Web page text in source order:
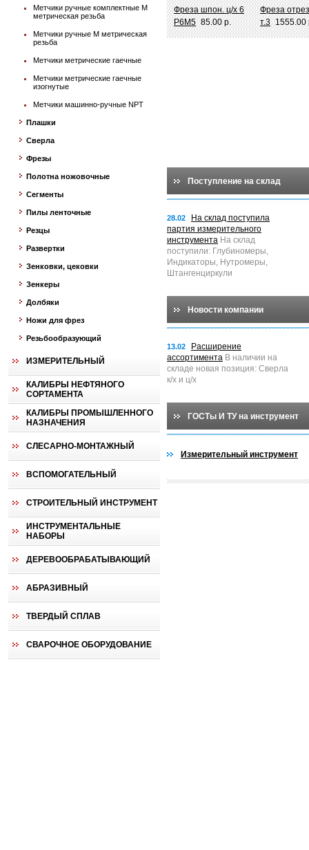
Метчики ручные комплектные М
метрическая резьба
Метчики ручные М метрическая
резьба
Метчики метрические гаечные
Метчики метрические гаечные
изогнутые
Метчики машинно-ручные NPT
Плашки
Сверла
Фрезы
Полотна ножовочные
Сегменты
Пилы ленточные
Резцы
Развертки
Зенковки, цековки
Зенкеры
Долбяки
Ножи для фрез
Резьбообразующий
ИЗМЕРИТЕЛЬНЫЙ
КАЛИБРЫ НЕФТЯНОГО
СОРТАМЕНТА
КАЛИБРЫ ПРОМЫШЛЕННОГО
НАЗНАЧЕНИЯ
СЛЕСАРНО-МОНТАЖНЫЙ
ВСПОМОГАТЕЛЬНЫЙ
СТРОИТЕЛЬНЫЙ ИНСТРУМЕНТ
ИНСТРУМЕНТАЛЬНЫЕ
НАБОРЫ
ДЕРЕВООБРАБАТЫВАЮЩИЙ
АБРАЗИВНЫЙ
ТВЕРДЫЙ СПЛАВ
СВАРОЧНОЕ ОБОРУДОВАНИЕ
Фреза шпон. ц/х 6
Р6М5 85.00 р.
Фреза
т.3 1555.00
Поступление на склад
28.02
На склад поступила
партия измерительного
инструмента На склад
поступили: Глубиномеры,
Индикаторы, Нутромеры,
Штангенциркули
Новости компании
13.02
Расширение
ассортимента В наличии на
складе новая позиция: Сверла
к/х и ц/х
ГОСТы И ТУ на инструмент
Измерительный инструмент